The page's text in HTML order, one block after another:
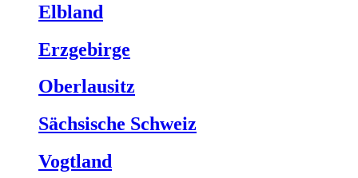
Elbland
Erzgebirge
Oberlausitz
Sächsische Schweiz
Vogtland